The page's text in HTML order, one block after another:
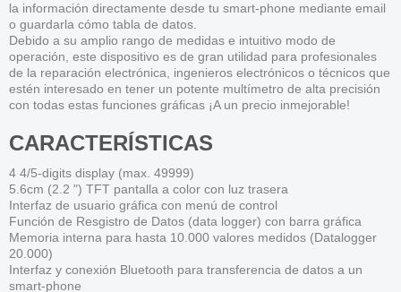
la información directamente desde tu smart-phone mediante email
o guardarla cómo tabla de datos.
Debido a su amplio rango de medidas e intuitivo modo de
operación, este dispositivo es de gran utilidad para profesionales
de la reparación electrónica, ingenieros electrónicos o técnicos que
estén interesado en tener un potente multímetro de alta precisión
con todas estas funciones gráficas ¡A un precio inmejorable!
CARACTERÍSTICAS
4 4/5-digits display (max. 49999)
5.6cm (2.2 ") TFT pantalla a color con luz trasera
Interfaz de usuario gráfica con menú de control
Función de Resgistro de Datos (data logger) con barra gráfica
Memoria interna para hasta 10.000 valores medidos (Datalogger
20.000)
Interfaz y conexión Bluetooth para transferencia de datos a un
smart-phone